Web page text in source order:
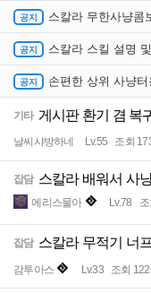
스칼라 무한사냥콤
스칼라 스킬 설명
손편한 상위 사냥
기타 게시판 환기 겸 복
날씨샤방하네 Lv.55 조회
잡담 스칼라 배워서 사
에리스물아 Lv.78
잡담 스칼라 무적기 너프
감투아스 Lv.33 조회